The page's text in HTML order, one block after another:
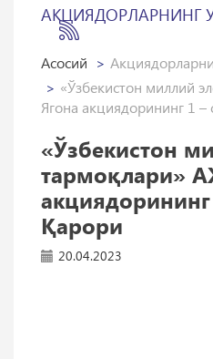
Асосий
«Ўзбекистон миллий
Ягона акциядорининг 1 –
«Ўзбекистон
тармоқлари»
Қарори
20.04.2023